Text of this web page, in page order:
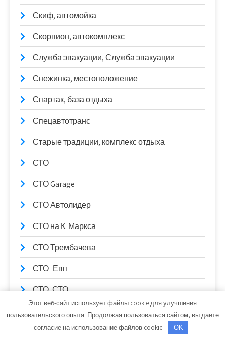
Скиф, автомойка
Скорпион, автокомплекс
Служба эвакуации, Служба эвакуации
Снежинка, местоположение
Спартак, база отдыха
Спецавтотранс
Старые традиции, комплекс отдыха
СТО
СТО Garage
СТО Автолидер
СТО на К. Маркса
СТО Трембачева
СТО_Евп
СТО, СТО
Столица Поморья, гостиница
Этот веб-сайт использует файлы cookie для улучшения
пользовательского опыта. Продолжая пользоваться сайтом, вы даете
согласие на использование файлов cookie.
OK